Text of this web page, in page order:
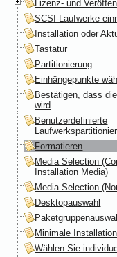
Lizenz- und
SCSI-Laufwerke
Installation oder
Tastatur
Partitionierung
Einhängepunkte
Bestätigen, dass
wird
Benutzerdefinierte
Formatieren
Media Selection
Installation Media)
Media Selection
Desktopauswahl
Minimale Installation
Wählen Sie